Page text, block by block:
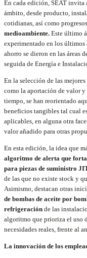
En cada edición, SEAT
ámbito, desde producto,
cotidianas, así como
medioambiente. Este último
experimentado en los últimos
ahorro se dieron en las áreas
seguida de Energía e
En la selección de las
como la aportación de valor
tiempo, se han reorientado
beneficios tangibles tal cual
aplicables, en alguna otra
valor añadido para otras
En esta edición, la idea que
algoritmo de alerta que
para piezas de suministro
de las que no existe stock y
Asimismo, destacan otras
de bombas de aceite por
refrigeración de las
algoritmo que prioriza el uso
necesidades reales, frente al
La innovación de los